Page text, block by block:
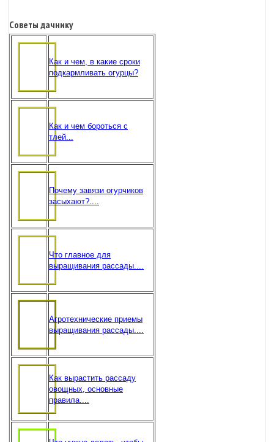
Советы дачнику
Как и чем, в какие сроки
подкармливать огурцы?
Как и чем бороться с
тлей...
Почему завязи огурчиков
засыхают?....
Что главное для
выращивания рассады....
Агротехнические приемы
выращивания рассады....
Как вырастить рассаду
овощных, основные
правила....